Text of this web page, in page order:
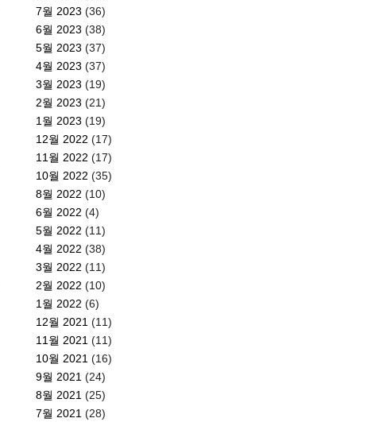
7월 2023 (36)
6월 2023 (38)
5월 2023 (37)
4월 2023 (37)
3월 2023 (19)
2월 2023 (21)
1월 2023 (19)
12월 2022 (17)
11월 2022 (17)
10월 2022 (35)
8월 2022 (10)
6월 2022 (4)
5월 2022 (11)
4월 2022 (38)
3월 2022 (11)
2월 2022 (10)
1월 2022 (6)
12월 2021 (11)
11월 2021 (11)
10월 2021 (16)
9월 2021 (24)
8월 2021 (25)
7월 2021 (28)